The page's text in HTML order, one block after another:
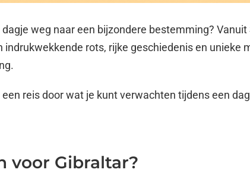
weg naar een bijzondere bestemming?
indrukwekkende rots, rijke geschiedenis en
reis door wat je kunt verwachten tijdens een
voor Gibraltar?